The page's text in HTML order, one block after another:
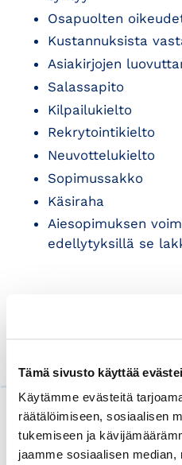
Tämä sivusto käyttää
Käytämme evästeitä
räätälöimiseen, sosiaalisen
tukemiseen ja
jaamme sosiaalisen
Osapuolten
Kustannuksista
Asiakirjojen
Salassapito
Kilpailukielto
Rekrytointikielto
Neuvottelukielto
Sopimussakko
Käsiraha
Aiesopimuksen
edellytyksillä se
Helsingin seudun
Lue myös